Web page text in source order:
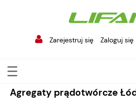
Zarejestruj się Zaloguj się
Agregaty prądotwórcze